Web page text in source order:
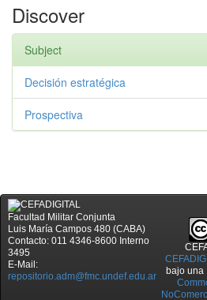
Discover
Subject
Decisión estratégica
Prospectiva
Facultad Militar Conjunta
Luis María Campos 480 (CABA)
Contacto: 011 4346-8600 Interno
3495
E-Mail:
repositorio.adm@fmc.undef.edu.ar
bajo una